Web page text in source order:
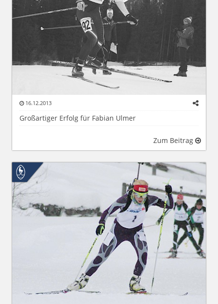
16.12.2013
Großartiger Erfolg für Fabian Ulmer
Zum Beitrag